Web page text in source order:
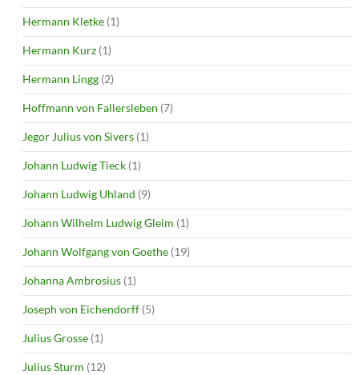
Hermann Kletke (1)
Hermann Kurz (1)
Hermann Lingg (2)
Hoffmann von Fallersleben (7)
Jegor Julius von Sivers (1)
Johann Ludwig Tieck (1)
Johann Ludwig Uhland (9)
Johann Wilhelm Ludwig Gleim (1)
Johann Wolfgang von Goethe (19)
Johanna Ambrosius (1)
Joseph von Eichendorff (5)
Julius Grosse (1)
Julius Sturm (12)